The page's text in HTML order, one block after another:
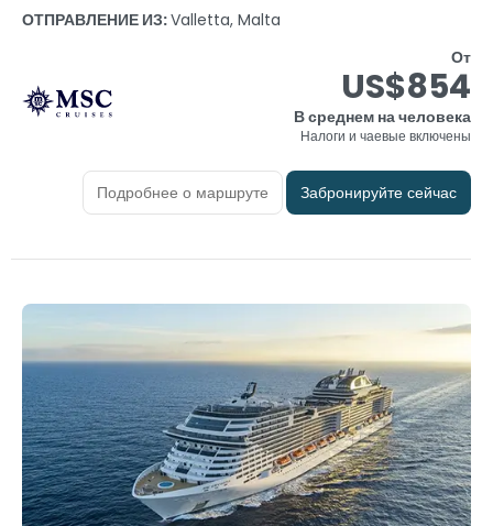
ОТПРАВЛЕНИЕ ИЗ:Valletta, Malta
От
US$854
В среднем на человека
Налоги и чаевые включены
Подробнее о маршруте Забронируйте сейчас